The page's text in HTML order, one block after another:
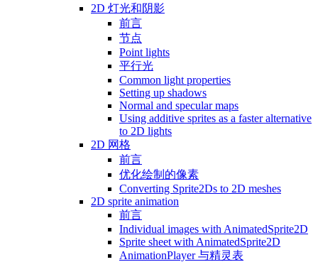
2D 灯光和阴影
前言
节点
Point lights
平行光
Common light properties
Setting up shadows
Normal and specular maps
Using additive sprites as a faster alternative
to 2D lights
2D 网格
前言
优化绘制的像素
Converting Sprite2Ds to 2D meshes
2D sprite animation
前言
Individual images with AnimatedSprite2D
Sprite sheet with AnimatedSprite2D
AnimationPlayer 与精灵表